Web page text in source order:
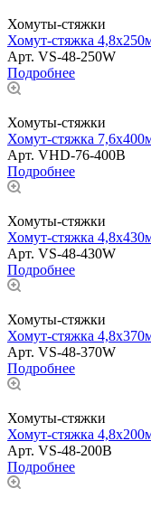
Хомуты-стяжки
Хомут-стяжка
Арт. VS-48-250W
Подробнее
Хомуты-стяжки
Хомут-стяжка
Арт. VHD-76-400B
Подробнее
Хомуты-стяжки
Хомут-стяжка
Арт. VS-48-430W
Подробнее
Хомуты-стяжки
Хомут-стяжка
Арт. VS-48-370W
Подробнее
Хомуты-стяжки
Хомут-стяжка
Арт. VS-48-200B
Подробнее